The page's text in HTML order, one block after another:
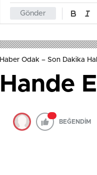
Gönder
Haber Odak – Son Dakika
Hande
BEĞENDİM